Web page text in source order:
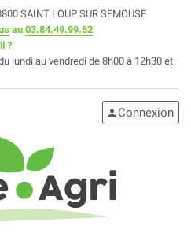
SAINT LOUP SUR SEMOUSE
au 03.84.49.99.52
?
lundi au vendredi de 8h00 à 12h30 et
person Connexion